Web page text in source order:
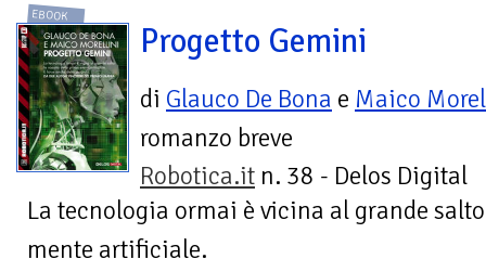
EBOOK
Progetto Gemini
di Glauco De Bona e Maico
romanzo breve
Robotica.it n. 38 - Delos Digital
La tecnologia ormai è vicina al grande
mente artificiale.